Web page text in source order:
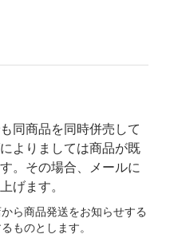
同商品を同時併売して
よりましては商品が既
。その場合、メールに
げます。
ら商品発送をお知らせする
ものとします。